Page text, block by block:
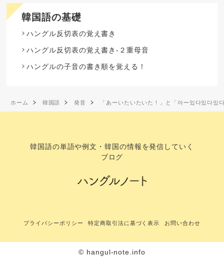
韓国語の基礎
ハングル反切表の覚え書き
ハングル反切表の覚え書き-２重母音
ハングルの子音の書き順を覚える！
ホーム 韓国語 発音 「あーいたいたいた！」と「아ー있다있다있
韓国語の単語や例文・韓国の情報を発信していく
ブログ
プライバシーポリシー 特定商取引法に基づく表示 お問い合わせ
© hangul-note.info